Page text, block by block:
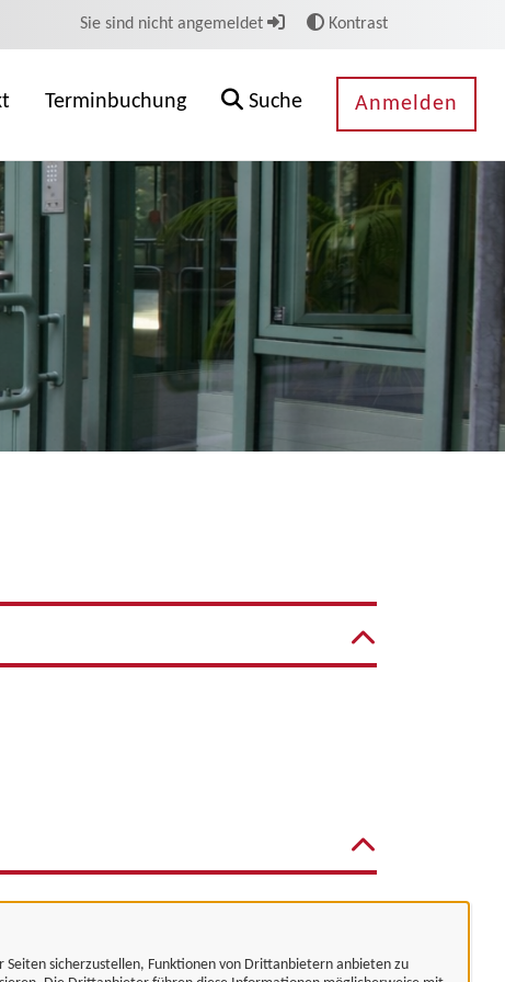
sicherzustellen, Funktionen von Drittanbietern anbieten zu
Sie sind nicht angemeldet Kontrast
Terminbuchung Suche Anmelden